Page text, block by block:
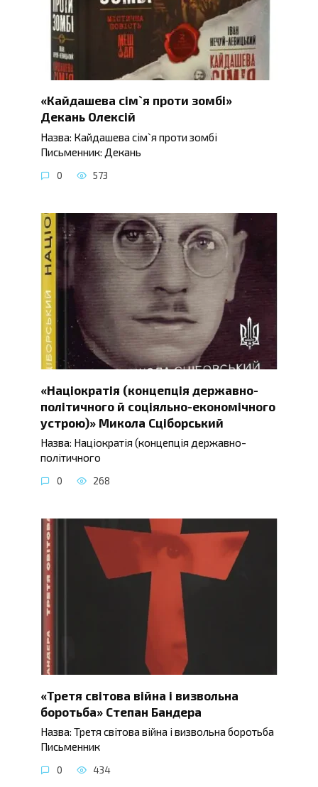
«Кайдашева сім`я проти зомбі»
Декань Олексій
Назва: Кайдашева сім`я проти зомбі
Письменник: Декань
0 573
«Націократія (концепція державно-
політичного й соціяльно-економічного
устрою)» Микола Сціборський
Назва: Націократія (концепція державно-
політичного
0 268
«Третя світова війна і визвольна
боротьба» Степан Бандера
Назва: Третя світова війна і визвольна боротьба
Письменник
0 434